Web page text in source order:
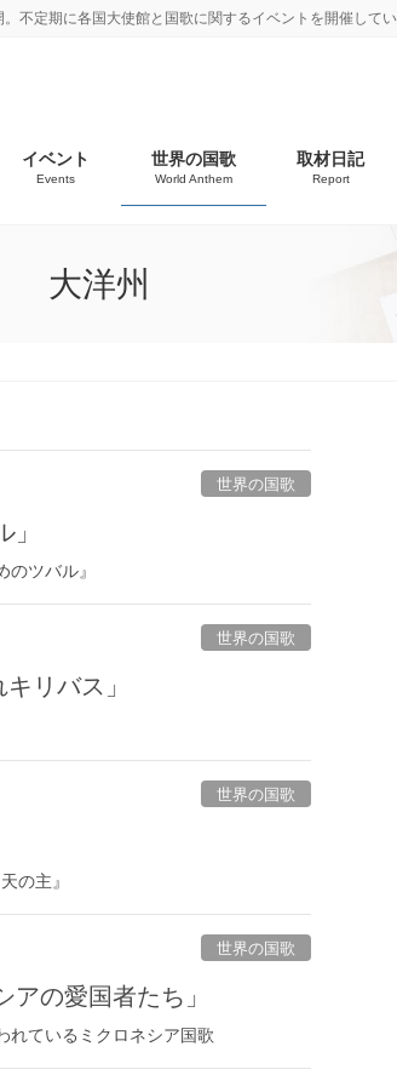
不定期に各国大使館と国歌に関するイベントを開催してい
イベント
Events
世界の国歌
World Anthem
取材日記
Report
大洋州
世界の国歌
ツバル』
世界の国歌
リバス」
世界の国歌
の主』
世界の国歌
の愛国者たち」
れているミクロネシア国歌